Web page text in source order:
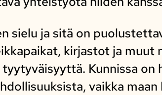
sielu ja sitä on
kirjastot ja muut
Kunnissa
vaikka